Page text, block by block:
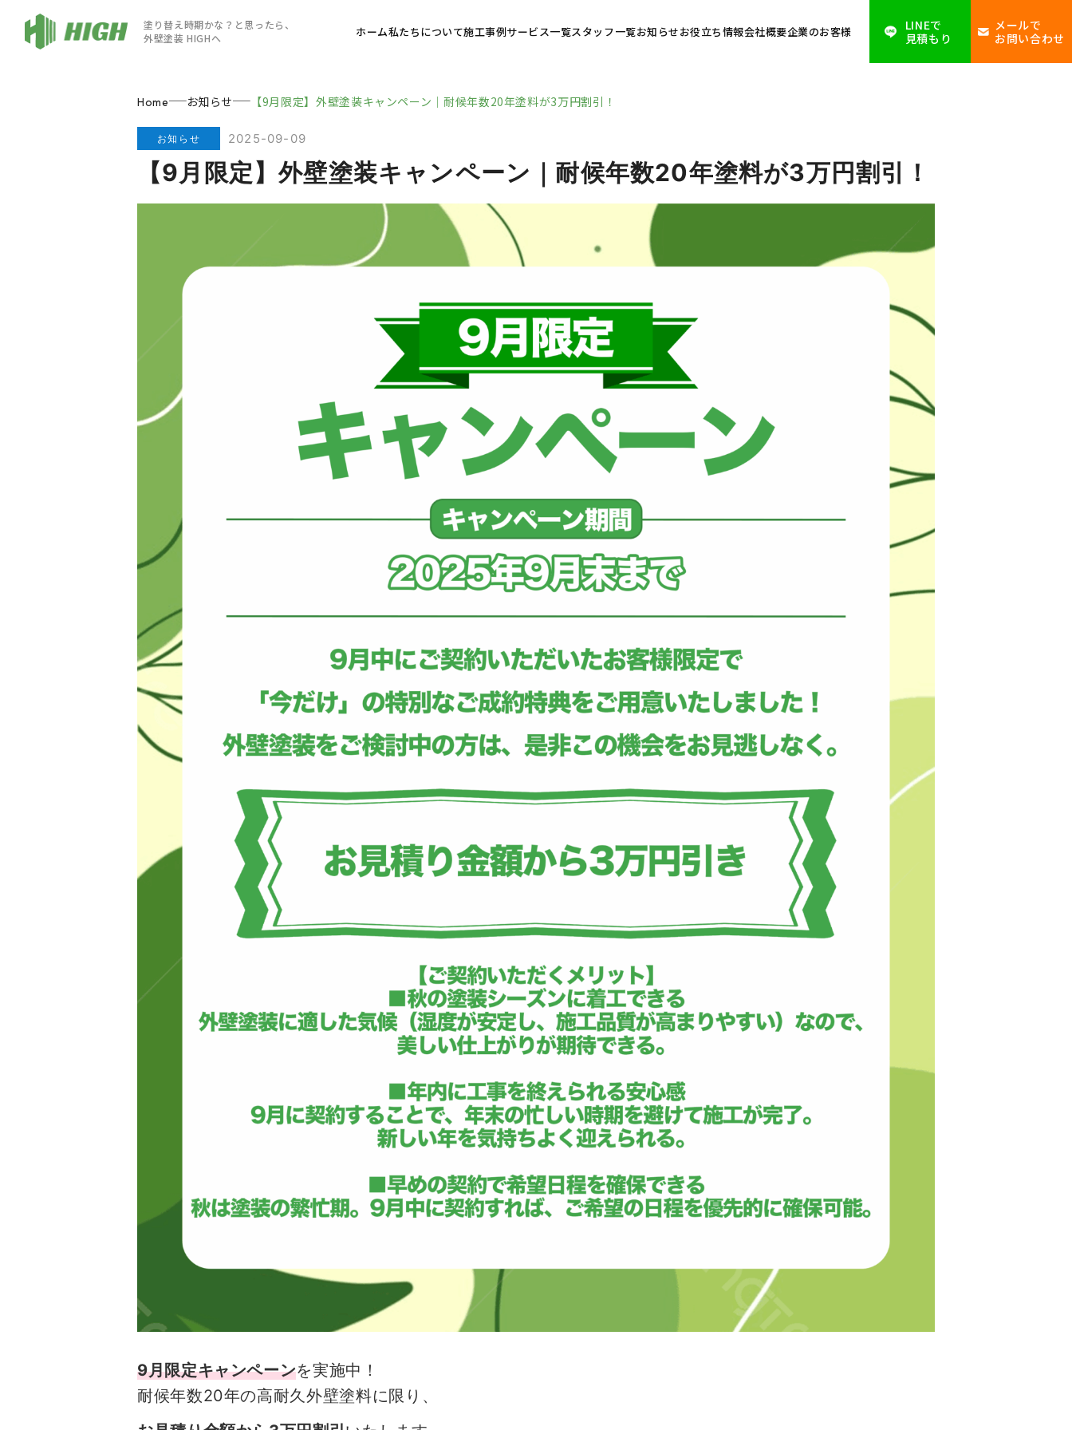
塗り替え時期かな？と思ったら、
外壁塗装 HIGHへ
ホーム私たちについて施工事例サービス一覧スタッフ一覧お知らせお役立ち情報会社概要企業のお客様
LINEで
見積もり
メールで
お問い合わせ
Home お知らせ 【9月限定】外壁塗装キャンペーン｜耐候年数20年塗料が3万円割引！
お知らせ 2025-09-09
【9月限定】外壁塗装キャンペーン｜耐候年数20年塗料が3万円割引！
9月限定キャンペーンを実施中！
耐候年数20年の高耐久外壁塗料に限り、